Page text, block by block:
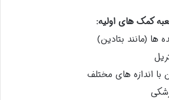
کمک های اولیه:
ها (مانند بتادین)
اندازه های مختلف